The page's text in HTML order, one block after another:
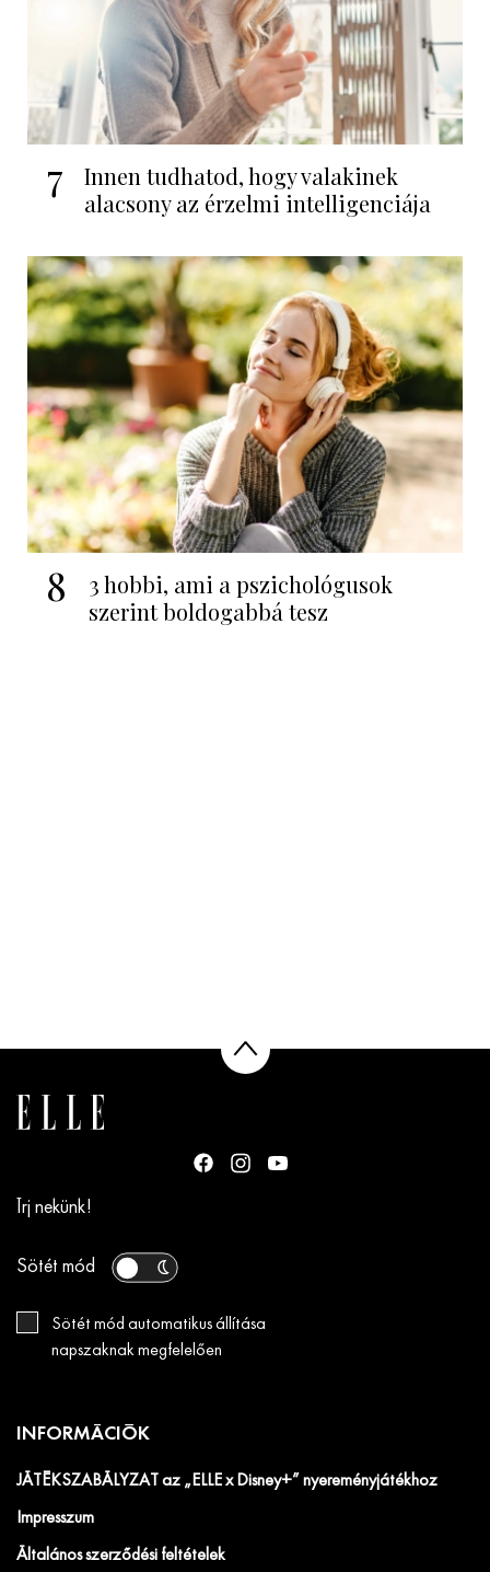
7
Innen tudhatod, hogy valakinek
alacsony az érzelmi intelligenciája
8
3 hobbi, ami a pszichológusok
szerint boldogabbá tesz
Írj nekünk!
Sötét mód
Sötét mód automatikus állítása
napszaknak megfelelően
INFORMÁCIÓK
JÁTÉKSZABÁLYZAT az „ELLE x Disney+” nyereményjátékhoz
Impresszum
Általános szerződési feltételek